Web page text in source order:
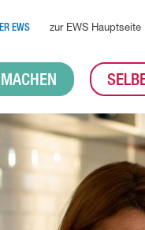
EWS zur EWS Hauptseite